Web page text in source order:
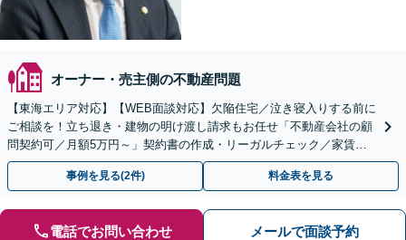
オーナー・売主側の不動産問題
【東海エリア対応】【WEB面談対応】欠陥住宅／泣き寝入りする前に
ご相談を！立ち退き・建物の明け渡し請求もお任せ「不動産会社の顧
問契約可／月額5万円～」契約書の作成・リーガルチェック／家賃の
未払い対応／立退料の増額対応など【休日・夜間相談可】
事例を見る(2件) 料金表を見る
電話でお問い合わせ メールで面談予約